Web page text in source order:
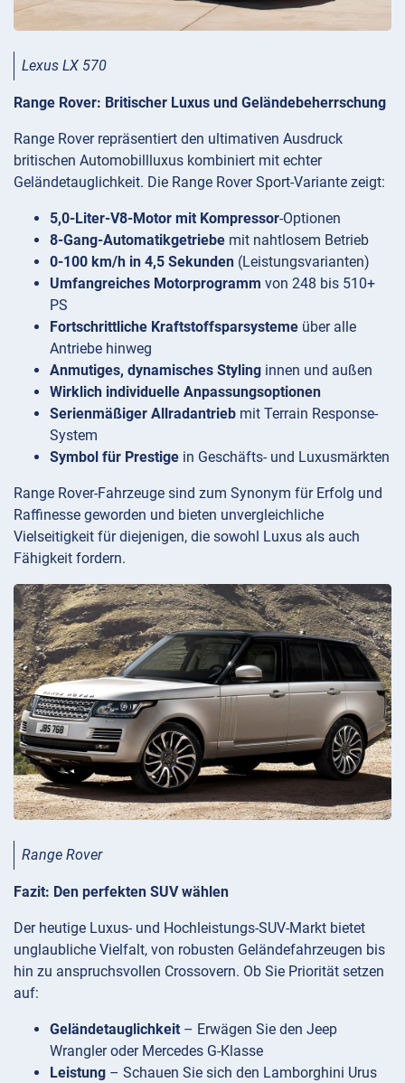
Lexus LX 570
Range Rover: Britischer Luxus und Geländebeherrschung
Range Rover repräsentiert den ultimativen Ausdruck
britischen Automobillluxus kombiniert mit echter
Geländetauglichkeit. Die Range Rover Sport-Variante zeigt:
5,0-Liter-V8-Motor mit Kompressor-Optionen
8-Gang-Automatikgetriebe mit nahtlosem Betrieb
0-100 km/h in 4,5 Sekunden (Leistungsvarianten)
Umfangreiches Motorprogramm von 248 bis 510+
PS
Fortschrittliche Kraftstoffsparsysteme über alle
Antriebe hinweg
Anmutiges, dynamisches Styling innen und außen
Wirklich individuelle Anpassungsoptionen
Serienmäßiger Allradantrieb mit Terrain Response-
System
Symbol für Prestige in Geschäfts- und Luxusmärkten
Range Rover-Fahrzeuge sind zum Synonym für Erfolg und
Raffinesse geworden und bieten unvergleichliche
Vielseitigkeit für diejenigen, die sowohl Luxus als auch
Fähigkeit fordern.
Range Rover
Fazit: Den perfekten SUV wählen
Der heutige Luxus- und Hochleistungs-SUV-Markt bietet
unglaubliche Vielfalt, von robusten Geländefahrzeugen bis
hin zu anspruchsvollen Crossovern. Ob Sie Priorität setzen
auf:
Geländetauglichkeit – Erwägen Sie den Jeep
Wrangler oder Mercedes G-Klasse
Leistung – Schauen Sie sich den Lamborghini Urus